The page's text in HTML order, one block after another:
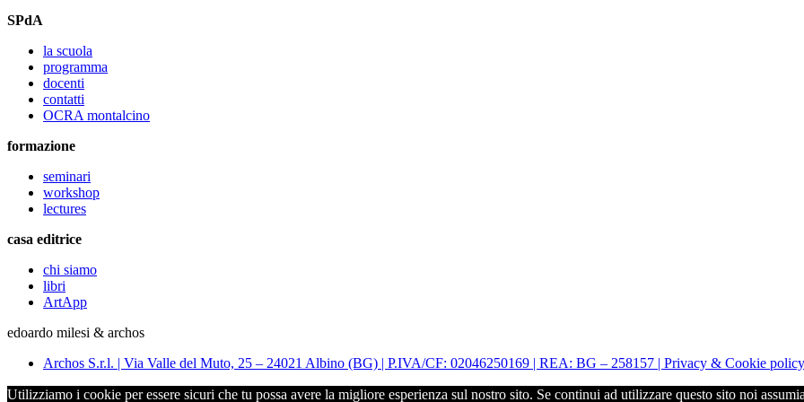
SPdA
la scuola
programma
docenti
contatti
OCRA montalcino
formazione
seminari
workshop
lectures
casa editrice
chi siamo
libri
ArtApp
edoardo milesi & archos
Archos S.r.l. | Via Valle del Muto, 25 – 24021 Albino (BG) | P.IVA/CF: 02046250169 | REA: BG – 258157 | Privacy & Cookie policy
Utilizziamo i cookie per essere sicuri che tu possa avere la migliore esperienza sul nostro sito. Se continui ad utilizzare questo sito noi